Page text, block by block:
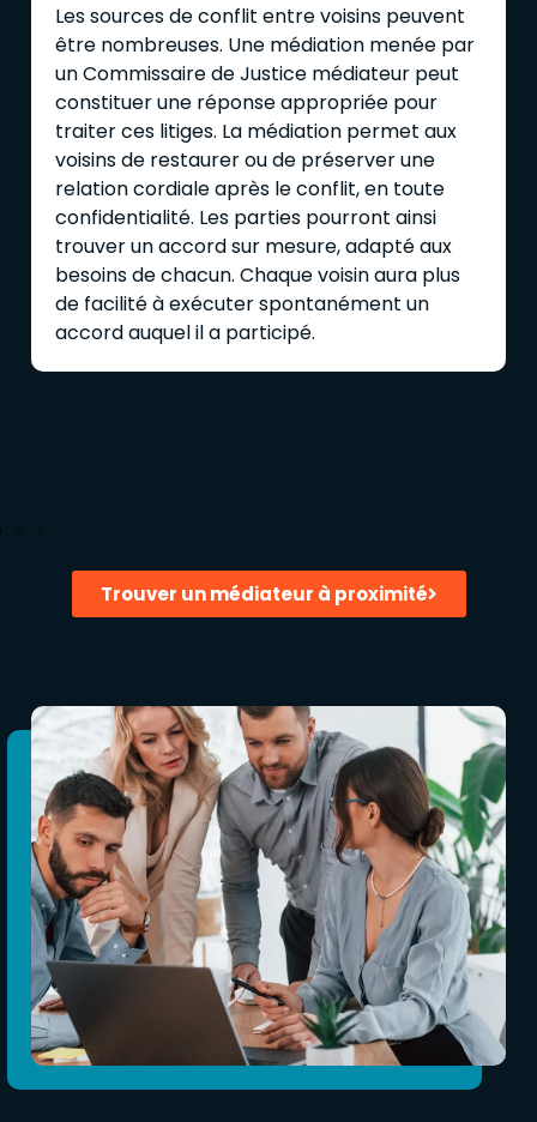
Les sources de conflit entre voisins peuvent
être nombreuses. Une médiation menée par
un Commissaire de Justice médiateur peut
constituer une réponse appropriée pour
traiter ces litiges. La médiation permet aux
voisins de restaurer ou de préserver une
relation cordiale après le conflit, en toute
confidentialité. Les parties pourront ainsi
trouver un accord sur mesure, adapté aux
besoins de chacun. Chaque voisin aura plus
de facilité à exécuter spontanément un
accord auquel il a participé.
Trouver un médiateur à proximité